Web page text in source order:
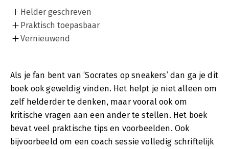
Helder geschreven
Praktisch toepasbaar
Vernieuwend
Als je fan bent van ‘Socrates op sneakers’ dan ga je dit
boek ook geweldig vinden. Het helpt je niet alleen om
zelf helderder te denken, maar vooral ook om
kritische vragen aan een ander te stellen. Het boek
bevat veel praktische tips en voorbeelden. Ook
bijvoorbeeld om een coach sessie volledig schriftelijk